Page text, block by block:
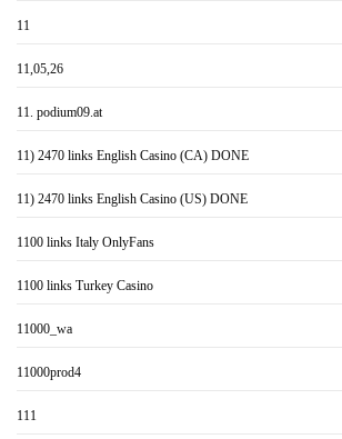
11
11,05,26
11. podium09.at
11) 2470 links English Casino (CA) DONE
11) 2470 links English Casino (US) DONE
1100 links Italy OnlyFans
1100 links Turkey Casino
11000_wa
11000prod4
111